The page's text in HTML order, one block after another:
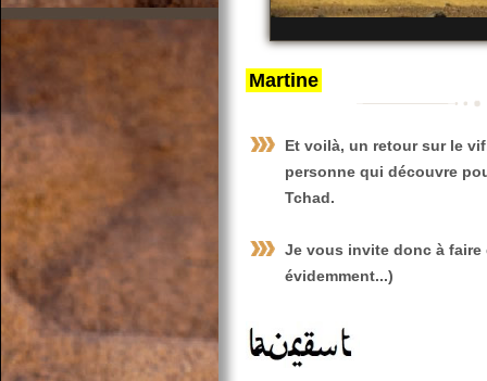
Martine
Et voilà, un retour sur le
personne qui découvre
Tchad.
Je vous invite donc à faire
évidemment...)